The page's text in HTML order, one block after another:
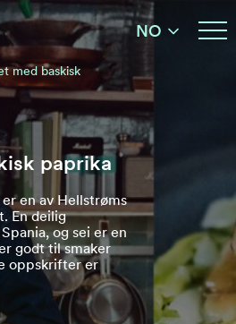
NO
med baskisk
paprika
en av Hellstrøms
En deilig
og sei er en
godt til smaker
oppskrifter er